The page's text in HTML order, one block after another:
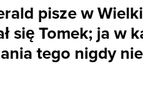
pisze w
się Tomek; ja w
tego nigdy